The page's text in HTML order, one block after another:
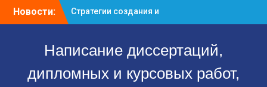
Новости:
Стратегии создания и
управления венчурными
ключевые аспекты
успешной деятельности
Стратегии формирования
Написание диссертаций,
дипломных и курсовых работ,